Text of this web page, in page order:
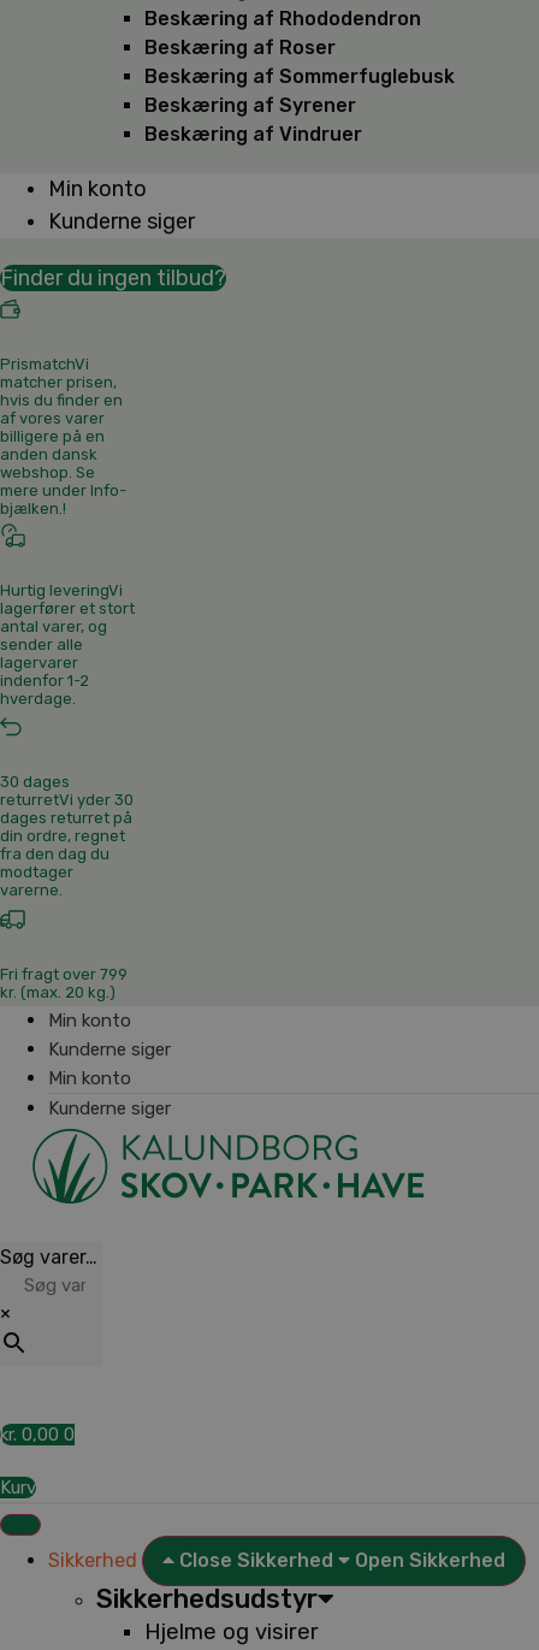
Beskæring af Rhododendron
Beskæring af Roser
Beskæring af Sommerfuglebusk
Beskæring af Syrener
Beskæring af Vindruer
Min konto
Kunderne siger
Finder du ingen tilbud?
PrismatchVi
matcher prisen,
hvis du finder en
af vores varer
billigere på en
anden dansk
webshop. Se
mere under Info-
bjælken.!
Hurtig leveringVi
lagerfører et stort
antal varer, og
sender alle
lagervarer
indenfor 1-2
hverdage.
30 dages
returretVi yder 30
dages returret på
din ordre, regnet
fra den dag du
modtager
varerne.
Fri fragt over 799
kr. (max. 20 kg.)
Min konto
Kunderne siger
Min konto
Kunderne siger
Søg varer…
×
kr. 0,00 0
Kurv
Sikkerhed Close Sikkerhed Open Sikkerhed
Sikkerhedsudstyr
Hjelme og visirer